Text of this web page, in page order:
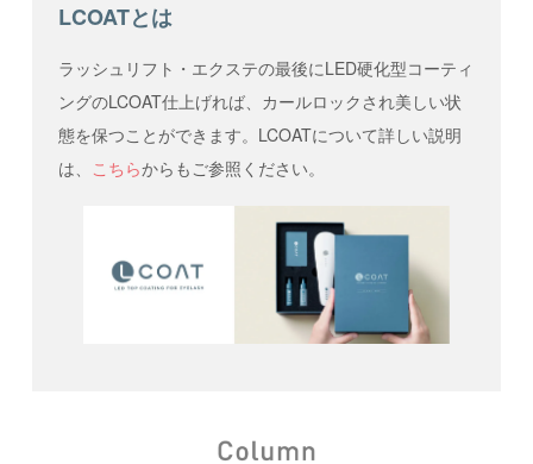
LCOATとは
ラッシュリフト・エクステの最後にLED硬化型コーティ
ングのLCOAT仕上げれば、カールロックされ美しい状
態を保つことができます。LCOATについて詳しい説明
は、
こちらからもご参照ください。